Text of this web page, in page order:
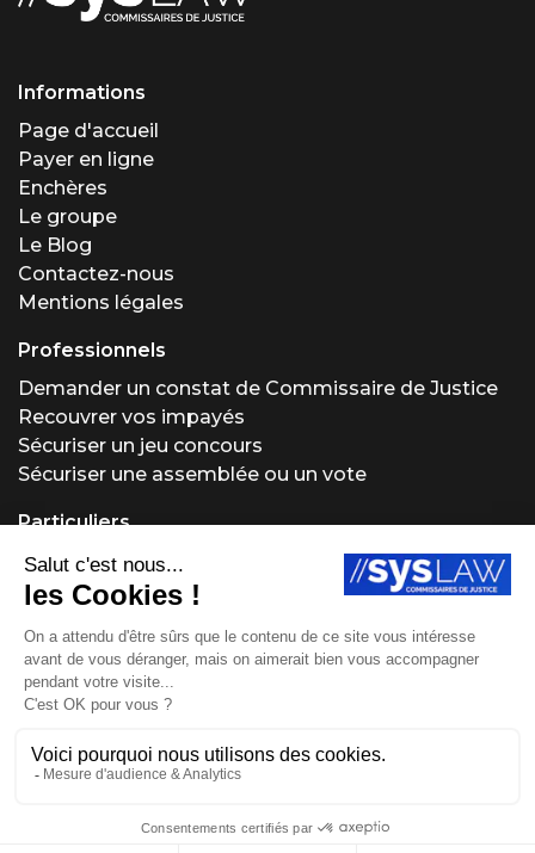
Informations
Page d'accueil
Payer en ligne
Enchères
Le groupe
Le Blog
Contactez-nous
Mentions légales
Professionnels
Demander un constat de Commissaire de Justice
Recouvrer vos impayés
Sécuriser un jeu concours
Sécuriser une assemblée ou un vote
Particuliers
Demander un constat de Commissaire de Justice
Régler un problème locatif
Obtenir un conseil juridique
Protéger vos créations